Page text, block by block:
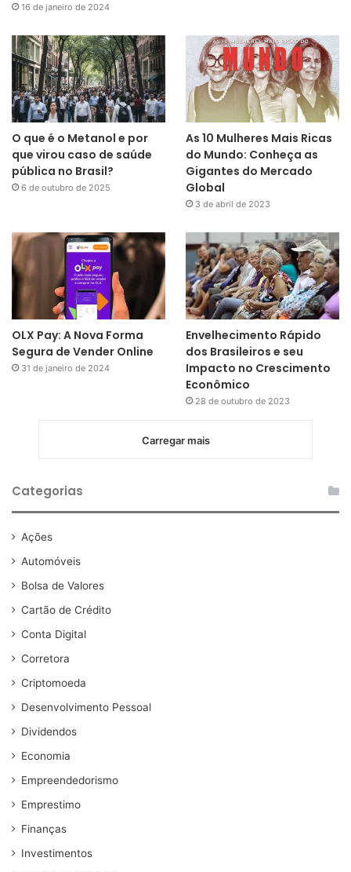
16 de janeiro de 2024
O que é o Metanol e por
que virou caso de saúde
pública no Brasil?
6 de outubro de 2025
As 10 Mulheres Mais Ricas
do Mundo: Conheça as
Gigantes do Mercado
Global
3 de abril de 2023
OLX Pay: A Nova Forma
Segura de Vender Online
31 de janeiro de 2024
Envelhecimento Rápido
dos Brasileiros e seu
Impacto no Crescimento
Econômico
28 de outubro de 2023
Carregar mais
Categorias
Ações
Automóveis
Bolsa de Valores
Cartão de Crédito
Conta Digital
Corretora
Criptomoeda
Desenvolvimento Pessoal
Dividendos
Economia
Empreendedorismo
Emprestimo
Finanças
Investimentos